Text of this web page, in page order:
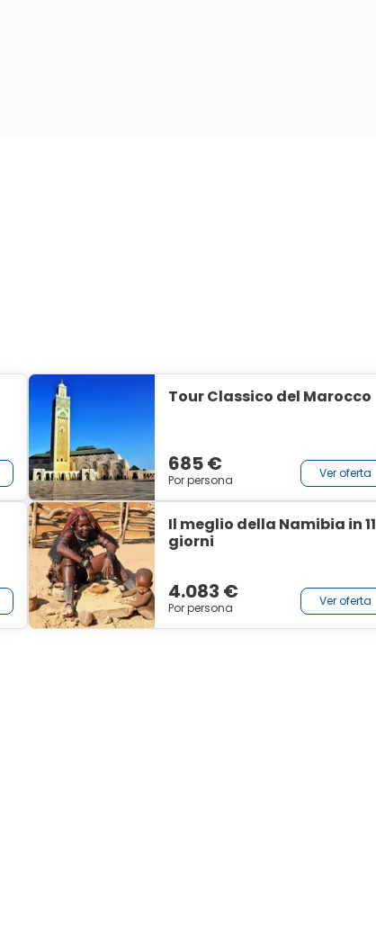
Tour Classico del Marocco
685 €
Por persona Ver oferta
Il meglio della Namibia in 11
giorni
4.083 €
Por persona Ver oferta